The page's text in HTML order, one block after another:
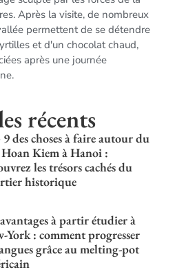
Après la visite, de nombreux
permettent de se détendre
et d'un chocolat chaud,
après une journée
récents
des choses à faire autour du
Kiem à Hanoi :
les trésors cachés du
historique
à partir étudier à
York : comment progresser
grâce au melting-pot